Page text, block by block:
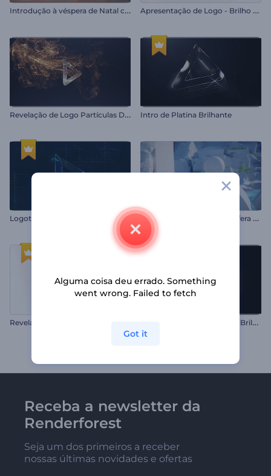
I
ntrodução à véspera de Natal com lã A
presentação de Logo - Brilho Elegante
R
evelação de Logo Partículas Douradas Intro de Platina Brilhante
Logotipo Gamer Eletrizante A
presentação de Logo - Esfera Etérea
I
ntrodução com Partículas Brilhantes Giratórias
Receba a newsletter da
Renderforest
Seja um dos primeiros a receber
nossas últimas novidades e ofertas
Alguma coisa deu errado. Something
went wrong. Failed to fetch
Got it